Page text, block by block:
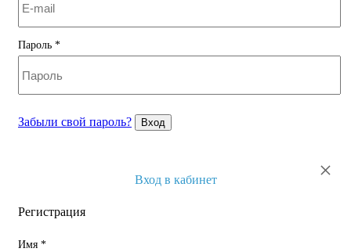
Пароль *
Забыли свой пароль? Вход
×
Вход в кабинет
Регистрация
Имя *